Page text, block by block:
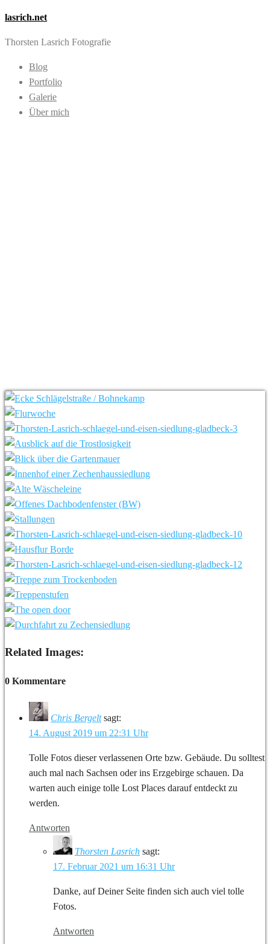
lasrich.net
Thorsten Lasrich Fotografie
Blog
Portfolio
Galerie
Über mich
Related Images:
0 Kommentare
Chris Bergelt sagt:
14. August 2019 um 22:31 Uhr
Tolle Fotos dieser verlassenen Orte bzw. Gebäude. Du solltest
auch mal nach Sachsen oder ins Erzgebirge schauen. Da
warten auch einige tolle Lost Places darauf entdeckt zu
werden.
Antworten
Thorsten Lasrich sagt:
17. Februar 2021 um 16:31 Uhr
Danke, auf Deiner Seite finden sich auch viel tolle
Fotos.
Antworten